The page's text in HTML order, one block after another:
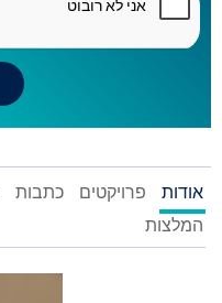
אודות פרויקטים כתבות
המלצות